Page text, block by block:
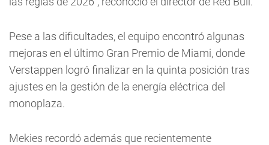
Pese a las dificultades, el equipo encontró algunas
mejoras en el último Gran Premio de Miami, donde
Verstappen logró finalizar en la quinta posición tras
ajustes en la gestión de la energía eléctrica del
monoplaza.
Mekies recordó además que recientemente